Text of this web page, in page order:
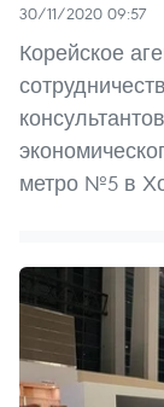
30/11/2020 09:57
Корейское
метро №5 в